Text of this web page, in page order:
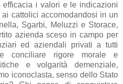
efficacia i valori e le indicazioni
cattolici accomodandosi in un
Sgarbi, Meluzzi e Storace,
azienda sceso in campo per
ed aziendali privati a tutti
conciliare rigore morale e
e volgarità demenziale,
iconoclasta, senso dello Stato